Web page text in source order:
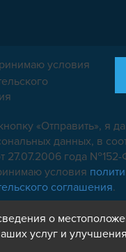
условия
«Отправить», я
данных, в
27.07.2006 года
условия
соглашения.
о
услуг и